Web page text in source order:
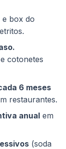
e box do
cotonetes
6 meses
restaurantes.
anual em
(soda